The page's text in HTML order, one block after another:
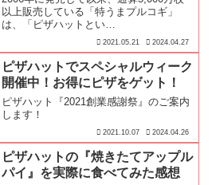
以上販売している「特うまプルコギ」
は、「ピザハットとい…
2021.05.21 2024.04.27
ピザハットでスペシャルウィーク
開催中！お得にピザをゲット！
ピザハット『2021創業感謝祭』のご案内
します！
2021.10.07 2024.04.26
ピザハットの『焼きたてアップル
パイ』を実際に食べてみた感想